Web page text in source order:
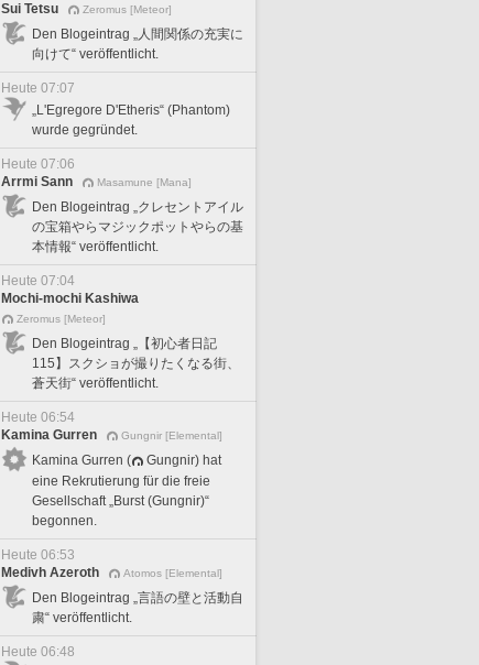
Sui Tetsu
Zeromus [Meteor]
Den Blogeintrag „人間関係の充実に
向けて“ veröffentlicht.
Heute 07:07
„L'Egregore D'Etheris“ (Phantom)
wurde gegründet.
Heute 07:06
Arrmi Sann
Masamune [Mana]
Den Blogeintrag „クレセントアイル
の宝箱やらマジックポットやらの基
本情報“ veröffentlicht.
Heute 07:04
Mochi-mochi Kashiwa
Zeromus [Meteor]
Den Blogeintrag „【初心者日記
115】スクショが撮りたくなる街、
蒼天街“ veröffentlicht.
Heute 06:54
Kamina Gurren
Gungnir [Elemental]
Kamina Gurren (
Gungnir) hat
eine Rekrutierung für die freie
Gesellschaft „Burst (Gungnir)“
begonnen.
Heute 06:53
Medivh Azeroth
Atomos [Elemental]
Den Blogeintrag „言語の壁と活動自
粛“ veröffentlicht.
Heute 06:48